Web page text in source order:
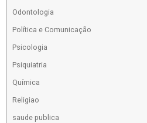
Odontologia
Política e Comunicação
Psicologia
Psiquiatria
Química
Religiao
saude publica